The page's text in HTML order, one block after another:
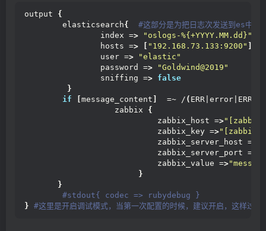
output {
        elasticsearch
{
#这部分是为把日志次发送到es中
                index =
>
"oslogs-%{+YYYY.MM.dd}"
                hosts =
> "192.168.73.133:9200"
                user =
>
"elastic"
                password =
>
"Goldwind@2019"
                sniffing =
> false
}
if
message_content
  =~ /
(
                   zabbix
{
                            zabbix_host =
>
                            zabbix_key =
>
                            zabbix_server_host =
                            zabbix_server_port =
                            zabbix_value =
>
}
}
#stdout{ codec => rubydebug }
} #这里是开启调试模式，当第一次配置的时候，建议开启，这样过